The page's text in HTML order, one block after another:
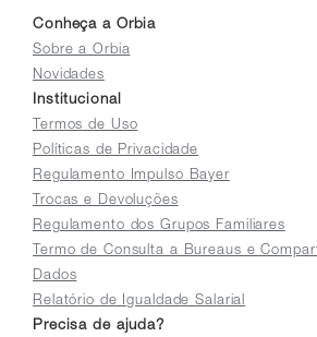
Conheça a Orbia
Sobre a Orbia
Novidades
Institucional
Termos de Uso
Políticas de Privacidade
Regulamento Impulso Bayer
Trocas e Devoluções
Regulamento dos Grupos Familiares
Termo de Consulta a Bureaus e
Dados
Relatório de Igualdade Salarial
Precisa de ajuda?